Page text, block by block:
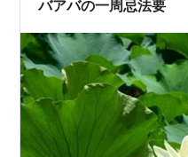
バアバの一周忌法要